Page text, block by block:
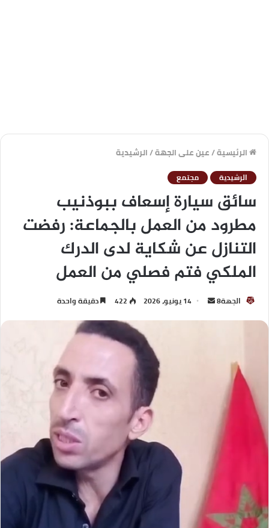
الرئيسية/عين على الجهة/الرشيدية
الرشيدية مجتمع
سائق سيارة إسعاف ببوذنيب
مطرود من العمل بالجماعة: رفضت
التنازل عن شكاية لدى الدرك
الملكي فتم فصلي من العمل
الجهة8 14 يونيو، 2026 422 دقيقة واحدة